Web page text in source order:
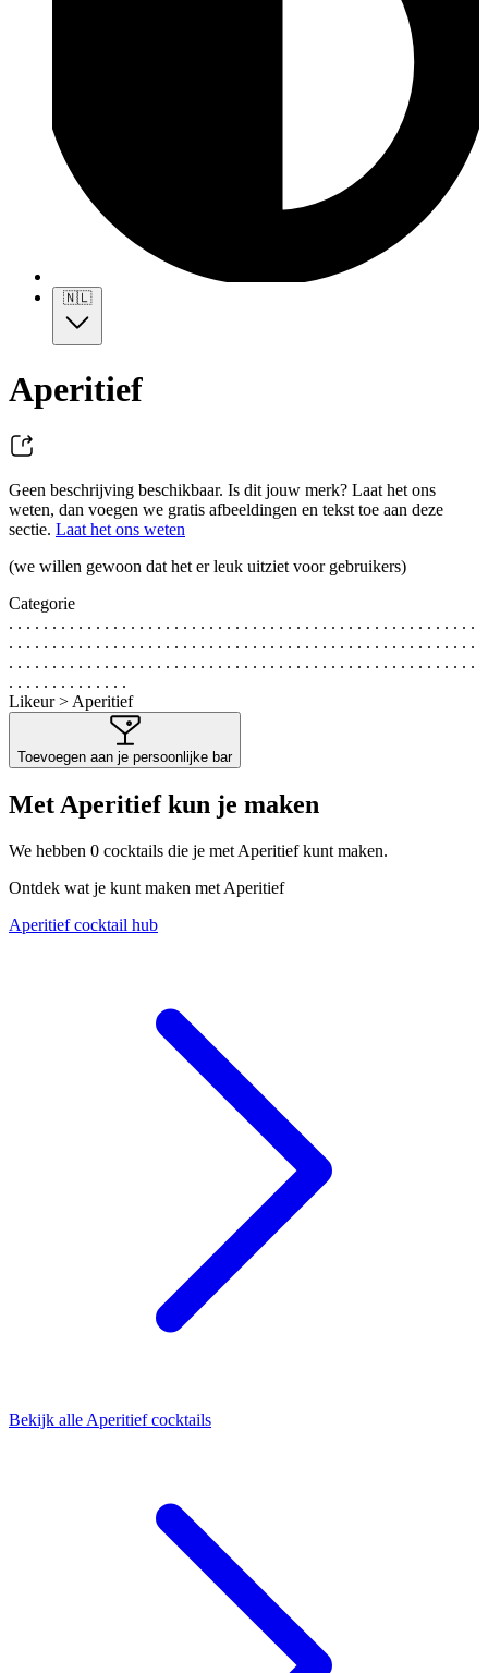
🇳🇱
Aperitief
Geen beschrijving beschikbaar. Is dit jouw merk? Laat het ons
weten, dan voegen we gratis afbeeldingen en tekst toe aan deze
sectie. Laat het ons weten
(we willen gewoon dat het er leuk uitziet voor gebruikers)
Categorie
. . . . . . . . . . . . . . . . . . . . . . . . . . . . . . . . . . . . . . . . . . . . . . . . . . . . . .
. . . . . . . . . . . . . . . . . . . . . . . . . . . . . . . . . . . . . . . . . . . . . . . . . . . . . .
. . . . . . . . . . . . . . . . . . . . . . . . . . . . . . . . . . . . . . . . . . . . . . . . . . . . . .
. . . . . . . . . . . . . .
Likeur > Aperitief
Toevoegen aan je persoonlijke bar
Met Aperitief kun je maken
We hebben 0 cocktails die je met Aperitief kunt maken.
Ontdek wat je kunt maken met Aperitief
Aperitief cocktail hub
Bekijk alle Aperitief cocktails